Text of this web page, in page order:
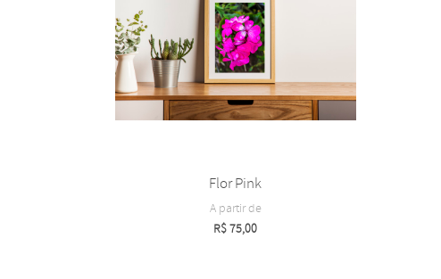
Flor Pink
A partir de
R$75,00